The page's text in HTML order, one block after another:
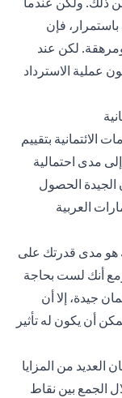
فإن
لكن عند
عملية الاسترداد
الائتمانية بتقييم
مدى احتمالية
الجيدة الحصول
العربية
هو مدى قدرتك على
ومع أنك لست بحاجة
جيدة، إلا أن
أن يكون له تأثير
العديد من المزايا
الجمع بين نقاط